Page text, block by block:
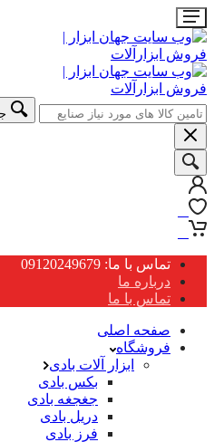
تماس با ما: 09120249679
درباره ما
تماس با ما
صفحه اصلی
فروشگاه
ابزار آلات بادی
بکس بادی
جغجغه بادی
دریل بادی
فرز بادی